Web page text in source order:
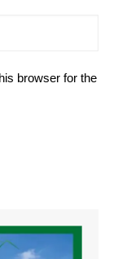
browser for the